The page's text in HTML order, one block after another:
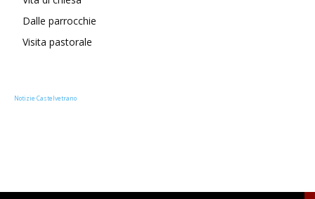
Dalle parrocchie
Visita pastorale
Notizie Castelvetrano